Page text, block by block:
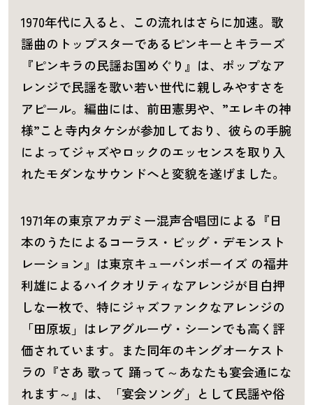
1970年代に入ると、この流れはさらに加速。歌
謡曲のトップスターであるピンキーとキラーズ
『ピンキラの民謡お国めぐり』は、ポップなア
レンジで民謡を歌い若い世代に親しみやすさを
アピール。編曲には、前田憲男や、”エレキの神
様”こと寺内タケシが参加しており、彼らの手腕
によってジャズやロックのエッセンスを取り入
れたモダンなサウンドへと変貌を遂げました。
1971年の東京アカデミー混声合唱団による『日
本のうたによるコーラス・ビッグ・デモンスト
レーション』は東京キューバンボーイズ の福井
利雄によるハイクオリティなアレンジが目白押
しな一枚で、特にジャズファンクなアレンジの
「田原坂」はレアグルーヴ・シーンでも高く評
価されています。また同年のキングオーケスト
ラの『さあ 歌って 踊って～あなたも宴会通にな
れます～』は、「宴会ソング」として民謡や俗